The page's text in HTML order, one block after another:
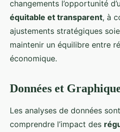
changements l’opportunité
équitable et transparent, à
ajustements stratégiques
maintenir un équilibre entre
économique.
Données et
Les analyses de données
comprendre l’impact des